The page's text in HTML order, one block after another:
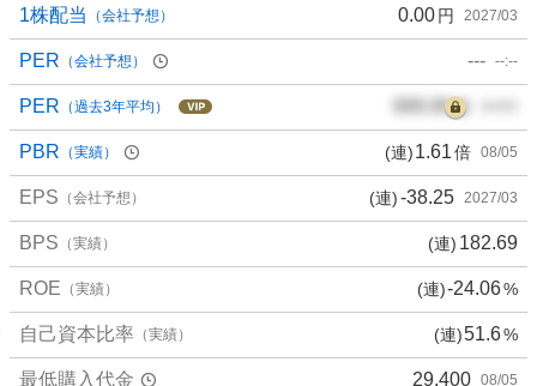
た
い
0
%
様
子
見
0
%
、
り
た
1株配当 （会社予想） 0.00円 2027/03
PER （会社予想） --- --:--
PER （過去3年平均） 000.00倍
PBR （実績） (連)1.61倍 08/05
EPS （会社予想） (連)-38.25 2027/03
BPS （実績） (連) 182.69
ROE （実績） (連)-24.06%
自己資本比率 （実績） (連)51.6%
最低購入代金 29,400 08/05